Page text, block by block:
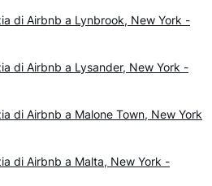
di Airbnb a Lynbrook, New York -
di Airbnb a Lysander, New York -
di Airbnb a Malone Town, New York
di Airbnb a Malta, New York -